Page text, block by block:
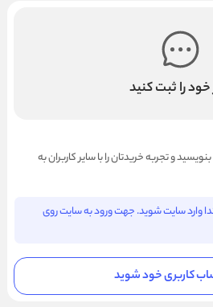
را ثبت کنید
و تجربه خریدتان را با سایر کاربران به
وارد سایت شوید. جهت ورود به سایت روی
کاربری خود شوید